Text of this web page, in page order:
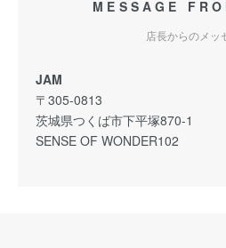
MESSAGE
店長からのメッ
JAM
〒305-0813
茨城県つくば市下平塚870-1
SENSE OF WONDER102